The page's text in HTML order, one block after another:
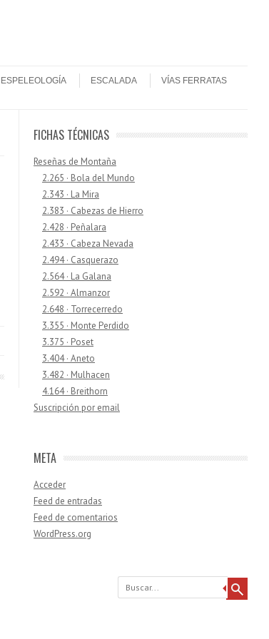
ESPELEOLOGÍA ESCALADA
VÍAS FERRATAS
FICHAS TÉCNICAS
Reseñas de Montaña
2.265 · Bola del Mundo
2.343 · La Mira
2.383 · Cabezas de Hierro
2.428 · Peñalara
2.433 · Cabeza Nevada
2.494 · Casquerazo
2.564 · La Galana
2.592 · Almanzor
2.648 · Torrecerredo
3.355 · Monte Perdido
3.375 · Poset
3.404 · Aneto
3.482 · Mulhacen
4.164 · Breithorn
Suscripción por email
META
Acceder
Feed de entradas
Feed de comentarios
WordPress.org